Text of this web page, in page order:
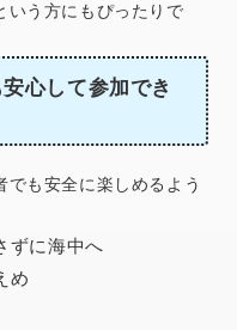
いう方にもぴったりで
心して参加でき
も安全に楽しめるよう
ずに海中へ
め